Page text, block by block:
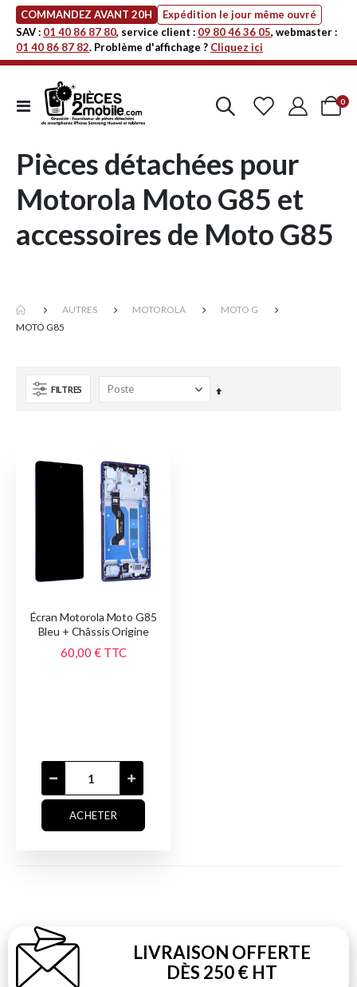
COMMANDEZ AVANT 20H
Expédition le jour même ouvré
SAV : 01 40 86 87 80, service client : 09 80 46 36 05, webmaster :
01 40 86 87 82. Problème d'affichage ? Cliquez ici
Affichage
navigation
Cart
0
Pièces détachées pour
Motorola Moto G85 et
accessoires de Moto G85
AUTRES MOTOROLA
MOTO G
MOTO G85
FILTRES
Par
Écran Motorola Moto G85
Bleu + Châssis Origine
60,00 € TTC
ACHETER
LIVRAISON OFFERTE
DÈS 250 € HT